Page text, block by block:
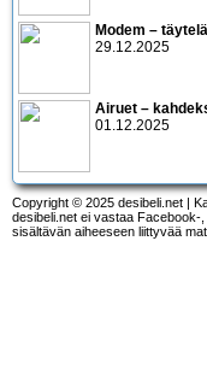
Modem –
29.12.2025
Airuet –
01.12.2025
Copyright © 2025 desibeli.net |
desibeli.net ei vastaa Facebook-
sisältävän aiheeseen liittyvää